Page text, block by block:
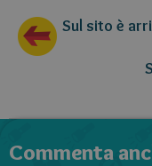
Sul sito è
Commenta